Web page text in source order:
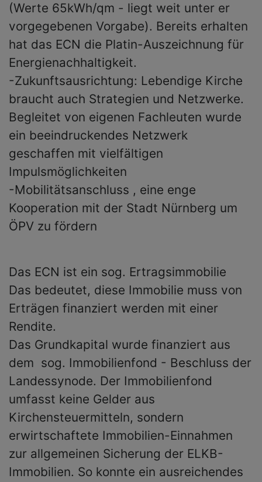
(Werte 65kWh/qm - liegt weit unter er
vorgegebenen Vorgabe). Bereits erhalten
hat das ECN die Platin-Auszeichnung für
Energienachhaltigkeit.
-Zukunftsausrichtung: Lebendige Kirche
braucht auch Strategien und Netzwerke.
Begleitet von eigenen Fachleuten wurde
ein beeindruckendes Netzwerk
geschaffen mit vielfältigen
Impulsmöglichkeiten
-Mobilitätsanschluss , eine enge
Kooperation mit der Stadt Nürnberg um
ÖPV zu fördern
Das ECN ist ein sog. Ertragsimmobilie
Das bedeutet, diese Immobilie muss von
Erträgen finanziert werden mit einer
Rendite.
Das Grundkapital wurde finanziert aus
dem sog. Immobilienfond - Beschluss der
Landessynode. Der Immobilienfond
umfasst keine Gelder aus
Kirchensteuermitteln, sondern
erwirtschaftete Immobilien-Einnahmen
zur allgemeinen Sicherung der ELKB-
Immobilien. So konnte ein ausreichendes